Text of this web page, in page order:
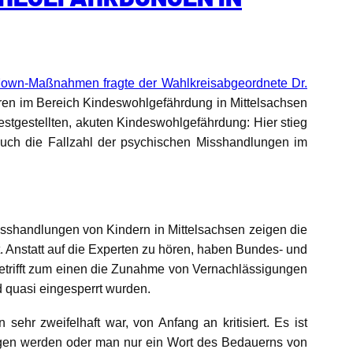
Maßnahmen fragte der Wahlkreisabgeordnete Dr.
im Bereich Kindeswohlgefährdung in Mittelsachsen
akuten Kindeswohlgefährdung: Hier stieg
die Fallzahl der psychischen Misshandlungen im
von Kindern in Mittelsachsen zeigen die
auf die Experten zu hören, haben Bundes- und
zum einen die Zunahme von Vernachlässigungen
eingesperrt wurden.
sehr zweifelhaft war, von Anfang an kritisiert. Es ist
werden oder man nur ein Wort des Bedauerns von